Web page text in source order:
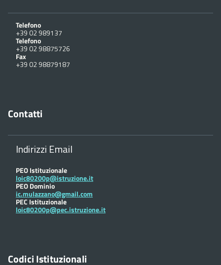
Telefono
+39 02 989137
Telefono
+39 02 98875726
Fax
+39 02 98879187
Contatti
Indirizzi Email
PEO Istituzionale
loic80200p@istruzione.it
PEO Dominio
ic.mulazzano@gmail.com
PEC Istituzionale
loic80200p@pec.istruzione.it
Codici Istituzionali